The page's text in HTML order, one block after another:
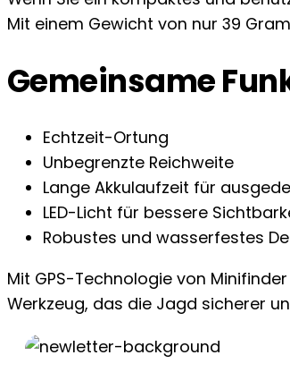
Mit einem Gewicht von nur 39
Gemeinsame
Echtzeit-Ortung
Unbegrenzte Reichweite
Lange Akkulaufzeit für
LED-Licht für bessere
Robustes und wasserfestes
Mit GPS-Technologie von
Werkzeug, das die Jagd sicherer